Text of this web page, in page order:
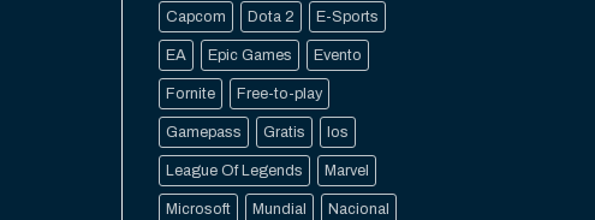
Capcom Dota 2 E-Sports
EA Epic Games Evento
Fornite Free-to-play
Gamepass Gratis Ios
League Of Legends Marvel
Microsoft Mundial Nacional